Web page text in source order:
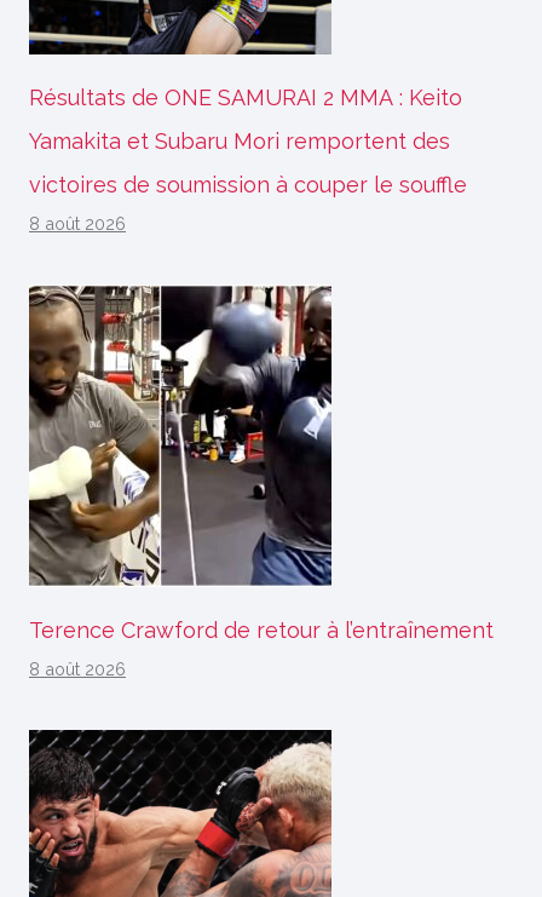
Résultats de ONE SAMURAI 2 MMA : Keito
Yamakita et Subaru Mori remportent des
victoires de soumission à couper le souffle
8 août 2026
Terence Crawford de retour à l’entraînement
8 août 2026